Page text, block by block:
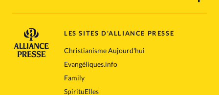
LES SITES D'ALLIANCE PRESSE
Christianisme Aujourd'hui
Evangéliques.info
Family
SpirituElles